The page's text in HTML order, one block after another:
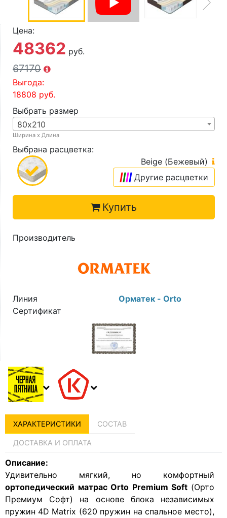
Цена:
48362 руб.
67170
Выгода:
18808 руб.
Выбрать размер
80х210
Ширина х Длина
Выбрана расцветка:
Beige (Бежевый)
|||| Другие расцветки
Купить
Производитель
Линия
Орматек - Orto
Сертификат
ХАРАКТЕРИСТИКИ СОСТАВ
ДОСТАВКА И ОПЛАТА
Описание:
Удивительно мягкий, но комфортный
ортопедический матрас Orto Premium Soft (Орто
Премиум Софт) на основе блока независимых
пружин 4D Matrix (620 пружин на спальное место),